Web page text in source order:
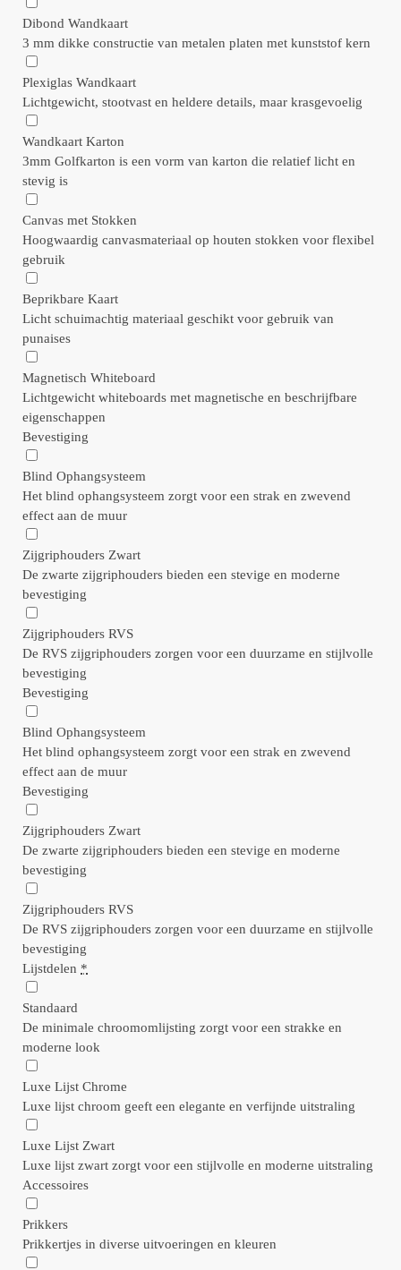
Dibond Wandkaart
3 mm dikke constructie van metalen platen met kunststof kern
Plexiglas Wandkaart
Lichtgewicht, stootvast en heldere details, maar krasgevoelig
Wandkaart Karton
3mm Golfkarton is een vorm van karton die relatief licht en
stevig is
Canvas met Stokken
Hoogwaardig canvasmateriaal op houten stokken voor flexibel
gebruik
Beprikbare Kaart
Licht schuimachtig materiaal geschikt voor gebruik van
punaises
Magnetisch Whiteboard
Lichtgewicht whiteboards met magnetische en beschrijfbare
eigenschappen
Bevestiging
Blind Ophangsysteem
Het blind ophangsysteem zorgt voor een strak en zwevend
effect aan de muur
Zijgriphouders Zwart
De zwarte zijgriphouders bieden een stevige en moderne
bevestiging
Zijgriphouders RVS
De RVS zijgriphouders zorgen voor een duurzame en stijlvolle
bevestiging
Bevestiging
Blind Ophangsysteem
Het blind ophangsysteem zorgt voor een strak en zwevend
effect aan de muur
Bevestiging
Zijgriphouders Zwart
De zwarte zijgriphouders bieden een stevige en moderne
bevestiging
Zijgriphouders RVS
De RVS zijgriphouders zorgen voor een duurzame en stijlvolle
bevestiging
Lijstdelen *
Standaard
De minimale chroomomlijsting zorgt voor een strakke en
moderne look
Luxe Lijst Chrome
Luxe lijst chroom geeft een elegante en verfijnde uitstraling
Luxe Lijst Zwart
Luxe lijst zwart zorgt voor een stijlvolle en moderne uitstraling
Accessoires
Prikkers
Prikkertjes in diverse uitvoeringen en kleuren